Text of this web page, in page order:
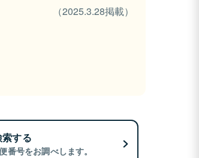
（2025.3.28掲載）
する
番号をお調べします。